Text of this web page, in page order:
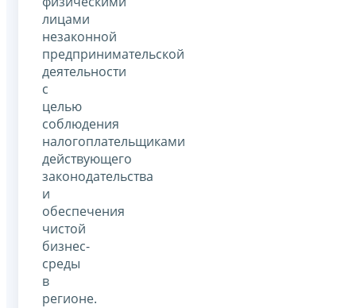
лицами
незаконной
предпринимательской
деятельности
с
целью
соблюдения
налогоплательщиками
действующего
законодательства
и
обеспечения
чистой
бизнес-
среды
в
регионе.